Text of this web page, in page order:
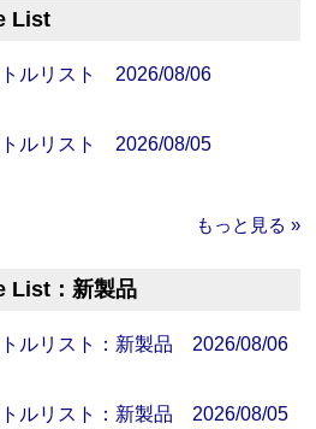
List
ルリスト 2026/08/06
ルリスト 2026/08/05
もっと見る »
List：新製品
ルリスト：新製品 2026/08/06
ルリスト：新製品 2026/08/05